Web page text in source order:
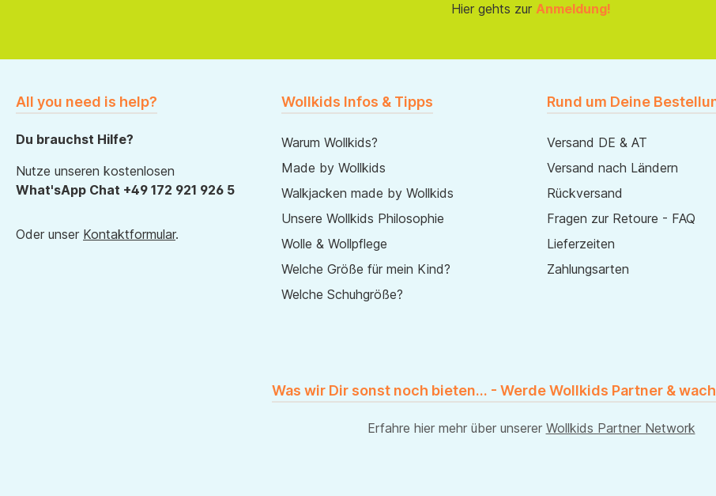
Hier gehts zur Anmeldung!
All you need is help?
Du brauchst Hilfe?
Nutze unseren kostenlosen
What'sApp Chat +49 172 921 926 5
Oder unser Kontaktformular.
Wollkids Infos & Tipps
Warum Wollkids?
Made by Wollkids
Walkjacken made by Wollkids
Unsere Wollkids Philosophie
Wolle & Wollpflege
Welche Größe für mein Kind?
Welche Schuhgröße?
Rund um Deine
Versand DE & AT
Versand nach Ländern
Rückversand
Fragen zur Retoure - FAQ
Lieferzeiten
Zahlungsarten
Was wir Dir sonst noch bieten... - Werde Wollkids Partner &
Erfahre hier mehr über unserer Wollkids Partner Network